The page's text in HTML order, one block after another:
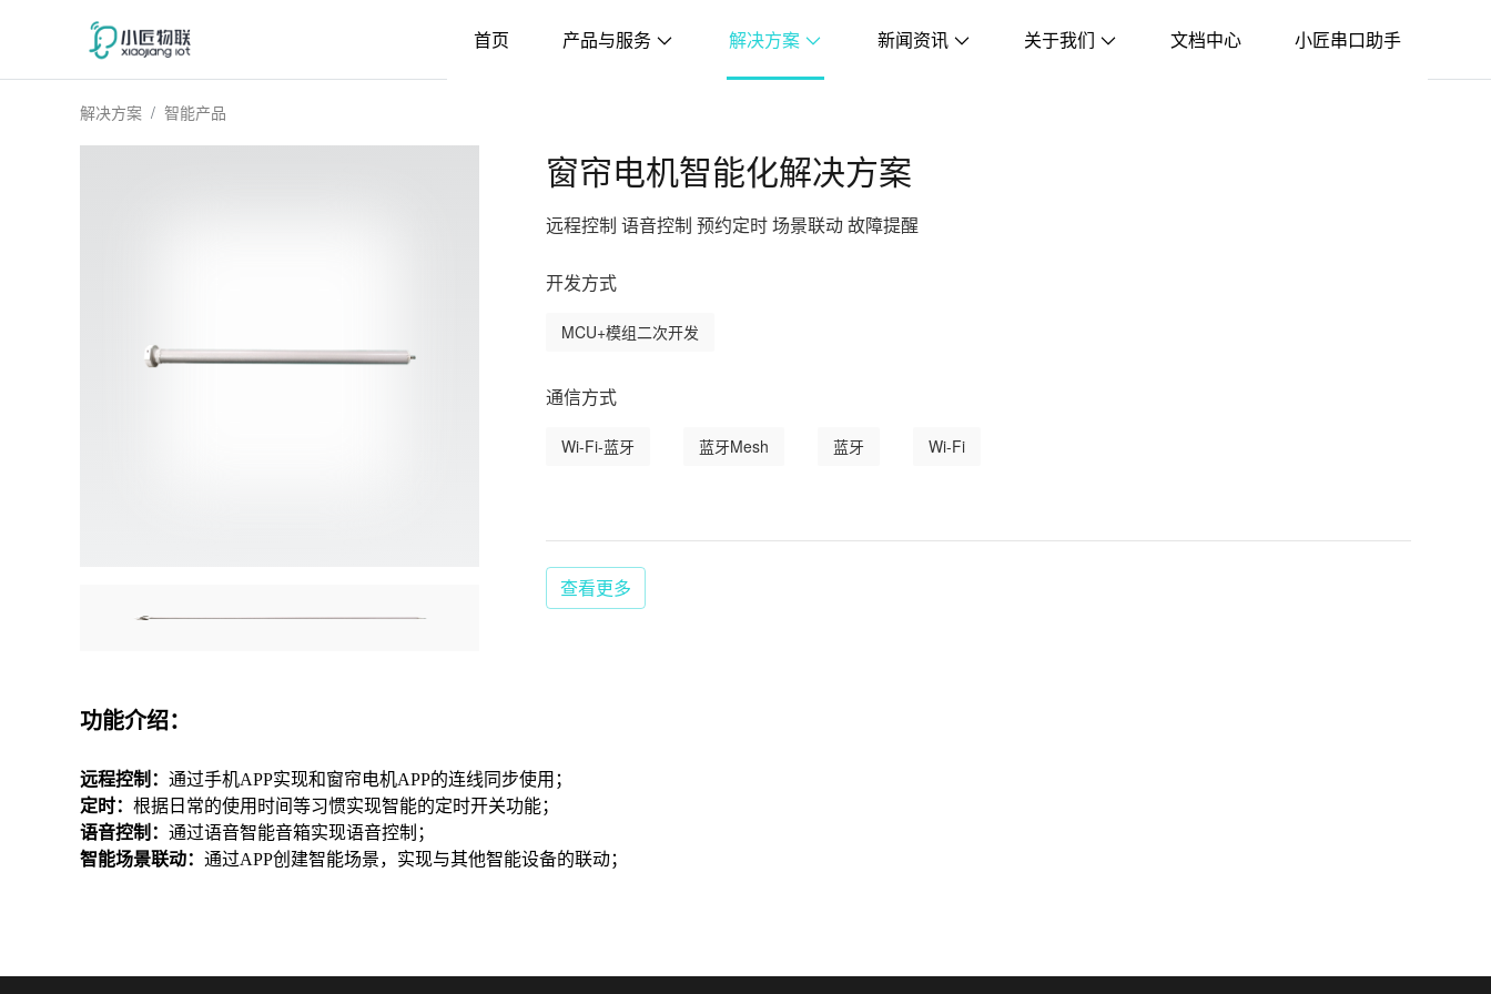
首页 产品与服务 解决方案 新闻资讯 关于我们 文档中心 小匠串口助手
解决方案 智能产品
窗帘电机智能化解决方案
远程控制 语音控制 预约定时 场景联动 故障提醒
开发方式
MCU+模组二次开发
通信方式
Wi-Fi-蓝牙 蓝牙Mesh 蓝牙 Wi-Fi
查看更多
功能介绍：
远程控制： 通过手机APP实现和窗帘电机APP的连线同步使用；
定时： 根据日常的使用时间等习惯实现智能的定时开关功能；
语音控制： 通过语音智能音箱实现语音控制；
智能场景联动： 通过APP创建智能场景，实现与其他智能设备的联动；